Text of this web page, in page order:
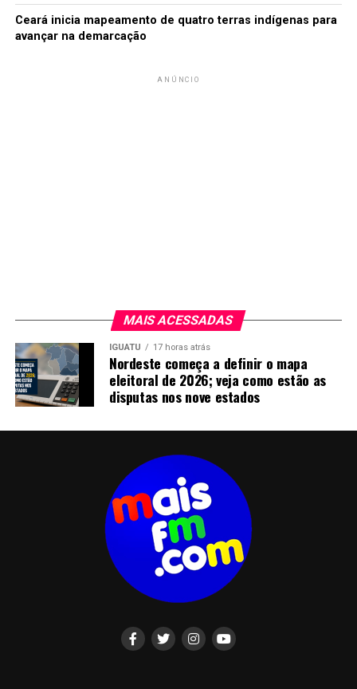
Ceará inicia mapeamento de quatro terras indígenas para
avançar na demarcação
ANÚNCIO
MAIS ACESSADAS
IGUATU 17 horas atrás
Nordeste começa a definir o mapa
eleitoral de 2026; veja como estão as
disputas nos nove estados